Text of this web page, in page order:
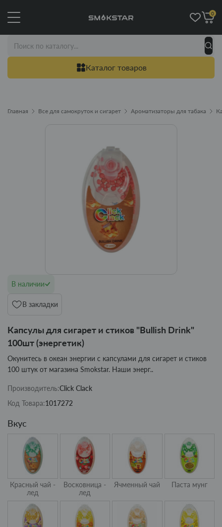
Каталог товаров
0
Главная Все для самокруток и сигарет Ароматизаторы для табака
В наличии
В закладки
Капсулы для сигарет и стиков "Bullish Drink"
100шт (энергетик)
Окунитесь в океан энергии с капсулами для сигарет и стиков
100 штук от магазина Smokstar. Наши энерг..
Производитель:Click Clack
Код Товара:1017272
Вкус
Красный чай -
лед
Восковница -
лед
Ячменный чай Паста мунг